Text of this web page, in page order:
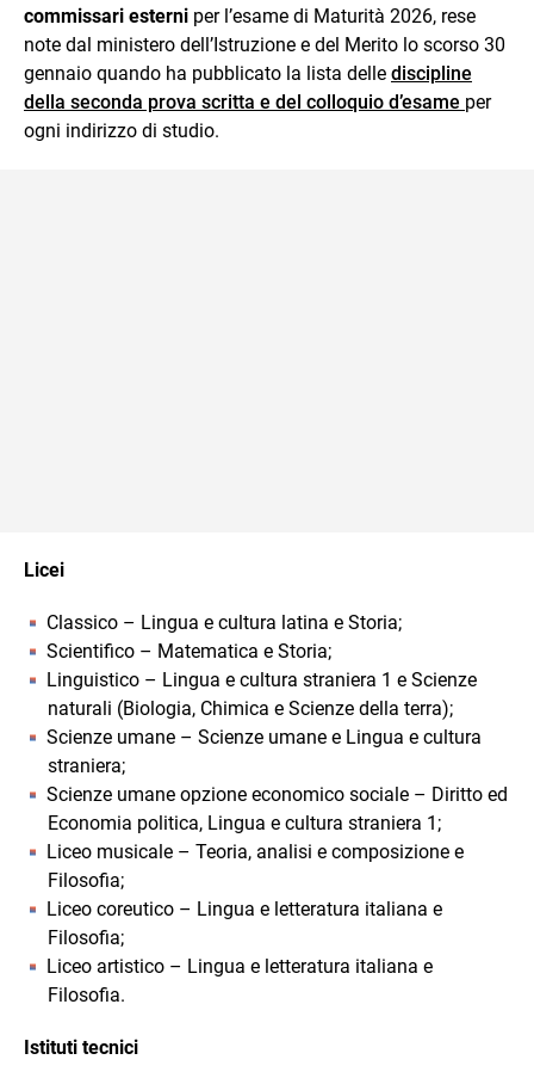
commissari esterni per l’esame di Maturità 2026, rese
note dal ministero dell’Istruzione e del Merito lo scorso 30
gennaio quando ha pubblicato la lista delle discipline
della seconda prova scritta e del colloquio d’esame per
ogni indirizzo di studio.
Licei
Classico – Lingua e cultura latina e Storia;
Scientifico – Matematica e Storia;
Linguistico – Lingua e cultura straniera 1 e Scienze
naturali (Biologia, Chimica e Scienze della terra);
Scienze umane – Scienze umane e Lingua e cultura
straniera;
Scienze umane opzione economico sociale – Diritto ed
Economia politica, Lingua e cultura straniera 1;
Liceo musicale – Teoria, analisi e composizione e
Filosofia;
Liceo coreutico – Lingua e letteratura italiana e
Filosofia;
Liceo artistico – Lingua e letteratura italiana e
Filosofia.
Istituti tecnici